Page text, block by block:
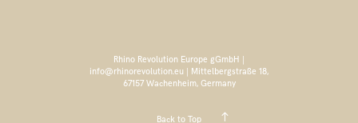
Rhino Revolution Europe gGmbH |
info@rhinorevolution.eu | Mittelbergstraße 18,
67157 Wachenheim, Germany
Back to Top